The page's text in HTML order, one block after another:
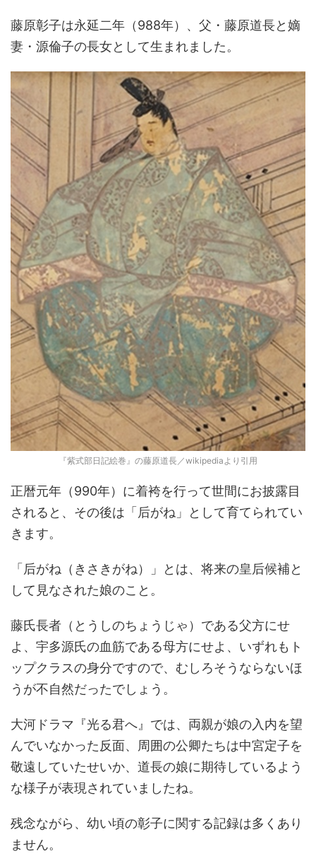
藤原彰子は永延二年（988年）、父・藤原道長と嫡
妻・源倫子の長女として生まれました。
『紫式部日記絵巻』の藤原道長／wikipediaより引用
正暦元年（990年）に着袴を行って世間にお披露目
されると、その後は「后がね」として育てられてい
きます。
「后がね（きさきがね）」とは、将来の皇后候補と
して見なされた娘のこと。
藤氏長者（とうしのちょうじゃ）である父方にせ
よ、宇多源氏の血筋である母方にせよ、いずれもト
ップクラスの身分ですので、むしろそうならないほ
うが不自然だったでしょう。
大河ドラマ『光る君へ』では、両親が娘の入内を望
んでいなかった反面、周囲の公卿たちは中宮定子を
敬遠していたせいか、道長の娘に期待しているよう
な様子が表現されていましたね。
残念ながら、幼い頃の彰子に関する記録は多くあり
ません。